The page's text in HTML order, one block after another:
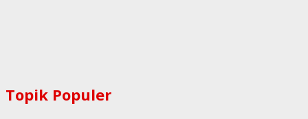
Topik Populer